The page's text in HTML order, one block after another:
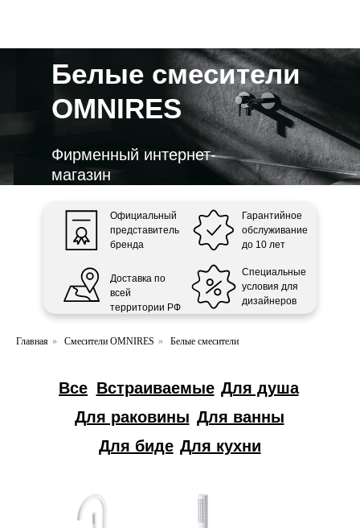
Белые смесители
OMNIRES
Фирменный интернет-
магазин
Официальный
представитель
бренда
Доставка по
всей
территории РФ
Гарантийное
обслуживание
до 10 лет
Специальные
условия для
дизайнеров
Главная » Смесители OMNIRES » Белые смесители
Для раковины
Встраиваемые
Для ванны
Для душа
Для биде Для кухни
Все